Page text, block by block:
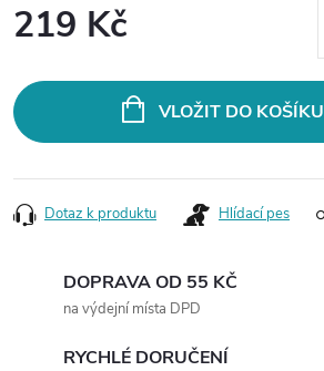
219 Kč
VLOŽIT DO KOŠÍKU
Dotaz k produktu Hlídací pes
DOPRAVA OD 55 KČ
na výdejní místa DPD
RYCHLÉ DORUČENÍ